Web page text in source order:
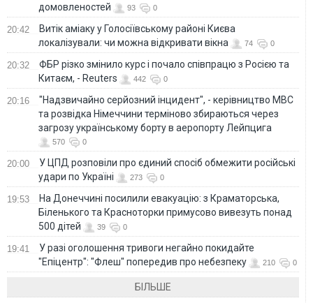
домовленостей
93 0
20:42
Витік аміаку у Голосіївському районі Києва
локалізували: чи можна відкривати вікна
74 0
20:32
ФБР різко змінило курс і почало співпрацю з Росією та
Китаєм, - Reuters
442 0
20:16
"Надзвичайно серйозний інцидент", - керівництво МВС
та розвідка Німеччини терміново збираються через
загрозу українському борту в аеропорту Лейпцига
570 0
20:00
У ЦПД розповіли про єдиний спосіб обмежити російські
удари по Україні
273 0
19:53
На Донеччині посилили евакуацію: з Краматорська,
Біленького та Красноторки примусово вивезуть понад
500 дітей
39 0
19:41
У разі оголошення тривоги негайно покидайте
"Епіцентр": "Флеш" попередив про небезпеку
210 0
БІЛЬШЕ